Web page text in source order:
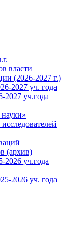
власти
(2026-2027 г.)
2027 уч. года
уч.года
(архив)
уч.года
2026 уч. года